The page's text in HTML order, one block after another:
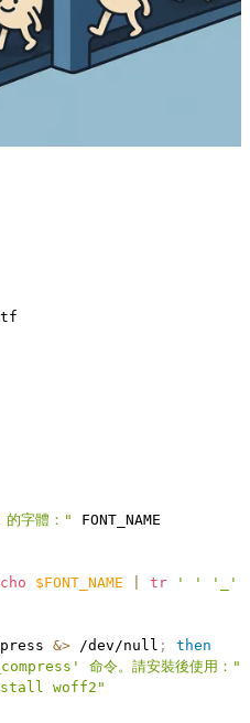
字體：" FONT_NAME
$FONT_NAME tr ' ' '_'
&> /dev/null ;
then
命令。請安裝後使用："
woff2"